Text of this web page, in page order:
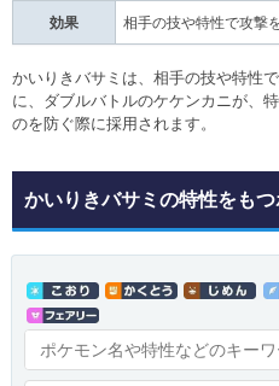
効果 相手の技や特性で攻撃
かいりきバサミは、相手の技や特性
に、ダブルバトルのケケンカニが、
のを防ぐ際に採用されます。
かいりきバサミの特性をも